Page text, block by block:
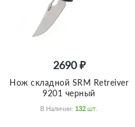
2690 ₽
Нож складной SRM Retreiver
9201 черный
В Наличии: 132 Шт.